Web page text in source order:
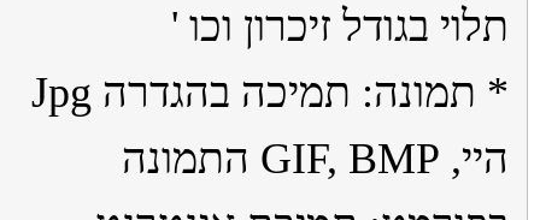
בגודל זיכרון וכו '
* תמונה: תמיכה בהגדרה Jpg
היי, GIF, BMP התמונה